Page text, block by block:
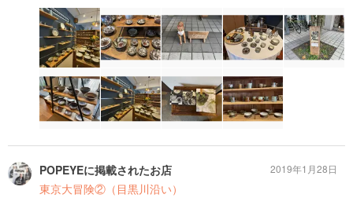
POPEYEに掲載されたお店
東京大冒険②（目黒川沿い）
2019年1月28日